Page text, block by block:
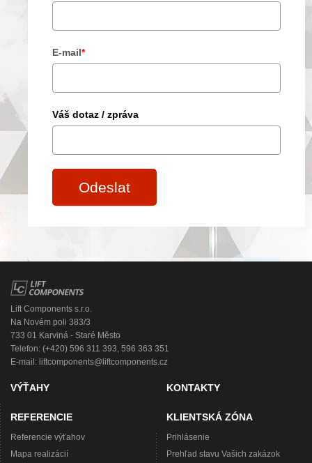
E-mail*
Váš dotaz / zpráva
Odeslat
Lift Components s.r.o.
Na Novém poli 383/3
733 01 Karviná - Staré Město
Telefon: (+420) 596 311 393, 596 363 351
E-mail: liftcomponents@liftcomponents.cz
VÝŤAHY
REFERENCIE
Referencie výťahov
Mapa realizácií
KONTAKTY
KLIENTSKÁ ZÓNA
Prihlásenie
Prehľad stavu Vašich zakázok